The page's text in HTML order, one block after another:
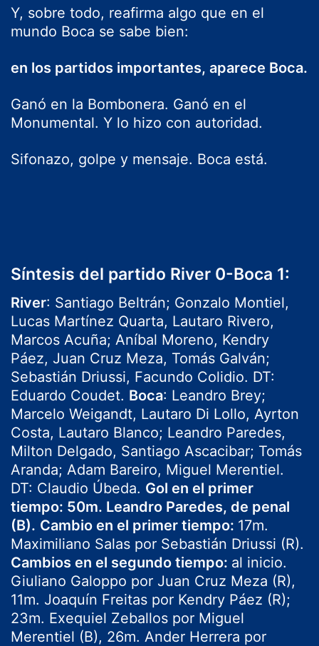
Y, sobre todo, reafirma algo que en el
mundo Boca se sabe bien:
en los partidos importantes, aparece Boca.
Ganó en la Bombonera. Ganó en el
Monumental. Y lo hizo con autoridad.
Sifonazo, golpe y mensaje. Boca está.
Síntesis del partido River 0-Boca 1:
River: Santiago Beltrán; Gonzalo Montiel,
Lucas Martínez Quarta, Lautaro Rivero,
Marcos Acuña; Aníbal Moreno, Kendry
Páez, Juan Cruz Meza, Tomás Galván;
Sebastián Driussi, Facundo Colidio. DT:
Eduardo Coudet. Boca: Leandro Brey;
Marcelo Weigandt, Lautaro Di Lollo, Ayrton
Costa, Lautaro Blanco; Leandro Paredes,
Milton Delgado, Santiago Ascacibar; Tomás
Aranda; Adam Bareiro, Miguel Merentiel.
DT: Claudio Úbeda. Gol en el primer
tiempo: 50m. Leandro Paredes, de penal
(B). Cambio en el primer tiempo: 17m.
Maximiliano Salas por Sebastián Driussi (R).
Cambios en el segundo tiempo: al inicio.
Giuliano Galoppo por Juan Cruz Meza (R),
11m. Joaquín Freitas por Kendry Páez (R);
23m. Exequiel Zeballos por Miguel
Merentiel (B), 26m. Ander Herrera por